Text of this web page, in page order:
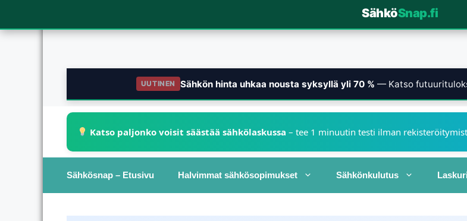
SähköSnap.fi
UUTINEN Sähkön hinta uhkaa nousta syksyllä yli 70 % — Katso
Katso paljonko voisit säästää sähkölaskussa – tee 1 minuutin testi ilman
Sähkösnap – Etusivu Halvimmat sähkösopimukset Sähkönkulutus